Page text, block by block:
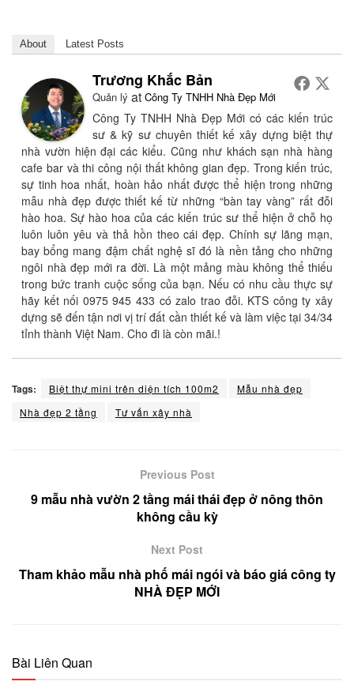
About Latest Posts
Trương Khắc Bản
Quản lý at Công Ty TNHH Nhà Đẹp Mới
Công Ty TNHH Nhà Đẹp Mới có các kiến trúc
sư & kỹ sư chuyên thiết kế xây dựng biệt thự
nhà vườn hiện đại các kiểu. Cũng như khách sạn nhà hàng
cafe bar và thi công nội thất không gian đẹp. Trong kiến trúc,
sự tinh hoa nhất, hoàn hảo nhất được thể hiện trong những
mẫu nhà đẹp được thiết kế từ những “bàn tay vàng” rất đỗi
hào hoa. Sự hào hoa của các kiến trúc sư thể hiện ở chỗ họ
luôn luôn yêu và thả hồn theo cái đẹp. Chính sự lãng mạn,
bay bổng mang đậm chất nghệ sĩ đó là nền tảng cho những
ngôi nhà đẹp mới ra đời. Là một mảng màu không thể thiếu
trong bức tranh cuộc sống của bạn. Nếu có nhu cầu thực sự
hãy kết nối 0975 945 433 có zalo trao đỗi. KTS công ty xây
dựng sẽ đến tận nơi vị trí đất cần thiết kế và làm việc tại 34/34
tỉnh thành Việt Nam. Cho đi là còn mãi.!
Tags: Biệt thự mini trên diện tích 100m2
Mẫu nhà đẹp
Nhà đẹp 2 tầng
Tư vấn xây nhà
Previous Post
9 mẫu nhà vườn 2 tầng mái thái đẹp ở nông thôn
không cầu kỳ
Next Post
Tham khảo mẫu nhà phố mái ngói và báo giá công ty
NHÀ ĐẸP MỚI
Bài Liên Quan